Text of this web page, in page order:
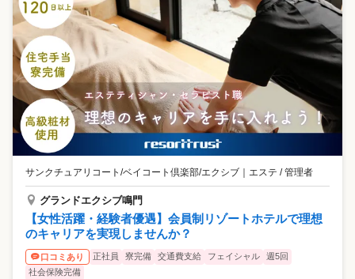
サンクチュアリコート/ベイコート倶楽部/エクシブ ｜ エステ / 管理者
グランドエクシブ鳴門
【女性活躍・経験者優遇】会員制リゾートホテルで理想
のキャリアを実現しませんか？
口コミあり 正社員 寮完備 交通費支給 フェイシャル
週5回
社会保険完備